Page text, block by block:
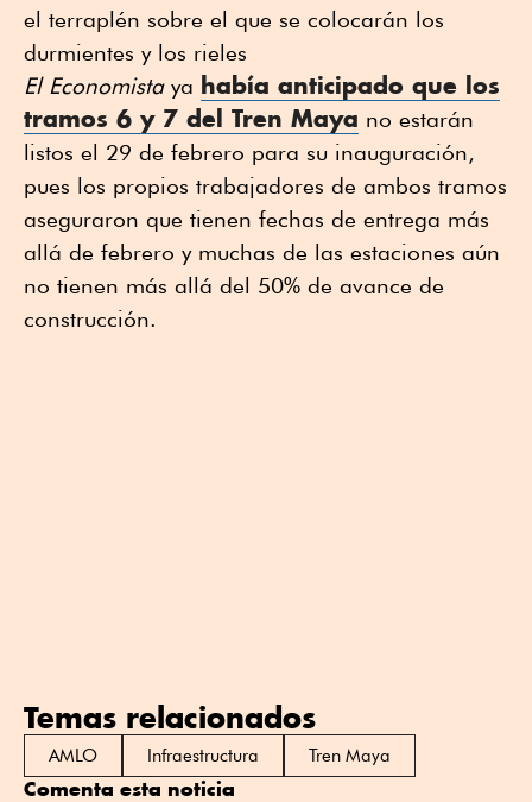
el terraplén sobre el que se colocarán los
durmientes y los rieles
El Economistaya había anticipado que los
tramos 6 y 7 del Tren Maya no estarán
listos el 29 de febrero para su inauguración,
pues los propios trabajadores de ambos tramos
aseguraron que tienen fechas de entrega más
allá de febrero y muchas de las estaciones aún
no tienen más allá del 50% de avance de
construcción.
Temas relacionados
AMLO Infraestructura Tren Maya
Comenta esta noticia